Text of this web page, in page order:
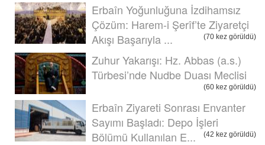
Erbaîn Yoğunluğuna İzdihamsız
Çözüm: Harem-i Şerîf’te Ziyaretçi
Akışı Başarıyla ...
(70 kez görüldü)
Zuhur Yakarışı: Hz. Abbas (a.s.)
Türbesi’nde Nudbe Duası Meclisi
(60 kez görüldü)
Erbaîn Ziyareti Sonrası Envanter
Sayımı Başladı: Depo İşleri
Bölümü Kullanılan E...
(42 kez görüldü)